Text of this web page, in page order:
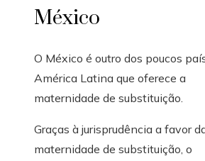
México
O México é outro dos poucos
América Latina que oferece a
maternidade de substituição.
Graças à jurisprudência a favor
maternidade de substituição, o